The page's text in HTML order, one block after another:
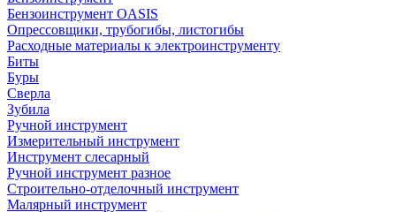
Бензоинструмент OASIS
Опрессовщики, трубогибы, листогибы
Расходные материалы к электроинструменту
Биты
Буры
Сверла
Зубила
Ручной инструмент
Измерительный инструмент
Инструмент слесарный
Ручной инструмент разное
Строительно-отделочный инструмент
Малярный инструмент